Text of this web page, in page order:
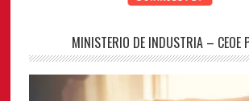
MINISTERIO DE INDUSTRIA – CEOE